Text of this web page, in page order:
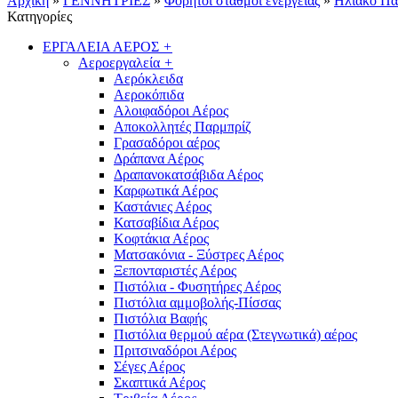
Κατηγορίες
ΕΡΓΑΛΕΙΑ ΑΕΡΟΣ +
Αεροεργαλεία +
Αερόκλειδα
Αεροκόπιδα
Αλοιφαδόροι Αέρος
Αποκολλητές Παρμπρίζ
Γρασαδόροι αέρος
Δράπανα Αέρος
Δραπανοκατσάβιδα Αέρος
Καρφωτικά Αέρος
Καστάνιες Αέρος
Κατσαβίδια Αέρος
Κοφτάκια Αέρος
Ματσακόνια - Ξύστρες Αέρος
Ξεπονταριστές Αέρος
Πιστόλια - Φυσητήρες Αέρος
Πιστόλια αμμοβολής-Πίσσας
Πιστόλια Βαφής
Πιστόλια θερμού αέρα (Στεγνωτικά) αέρος
Πριτσιναδόροι Αέρος
Σέγες Αέρος
Σκαπτικά Αέρος